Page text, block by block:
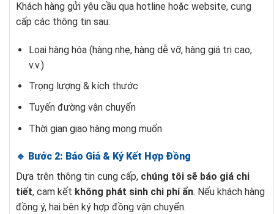
Khách hàng gửi yêu cầu qua hotline hoặc website, cung
cấp các thông tin sau:
Loại hàng hóa (hàng nhẹ, hàng dễ vỡ, hàng giá trị cao,
v.v.)
Trọng lượng & kích thước
Tuyến đường vận chuyển
Thời gian giao hàng mong muốn
🔹 Bước 2: Báo Giá & Ký Kết Hợp Đồng
Dựa trên thông tin cung cấp, chúng tôi sẽ báo giá chi
tiết, cam kết không phát sinh chi phí ẩn. Nếu khách hàng
đồng ý, hai bên ký hợp đồng vận chuyển.